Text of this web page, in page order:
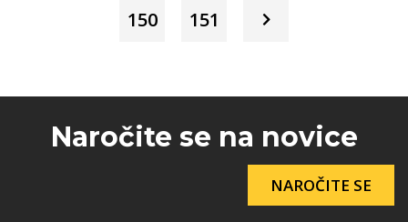
150
151
Naročite se na novice
NAROČITE SE